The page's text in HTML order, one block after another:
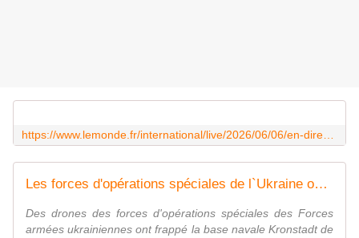
Les forces d'opérations spéciales de l`Ukraine ont frappé la base Kronstadt de la Flotte de la Baltique de la Fédération de Russie
Des drones des forces d'opérations spéciales des Forces
armées ukrainiennes ont frappé la base navale Kronstadt de